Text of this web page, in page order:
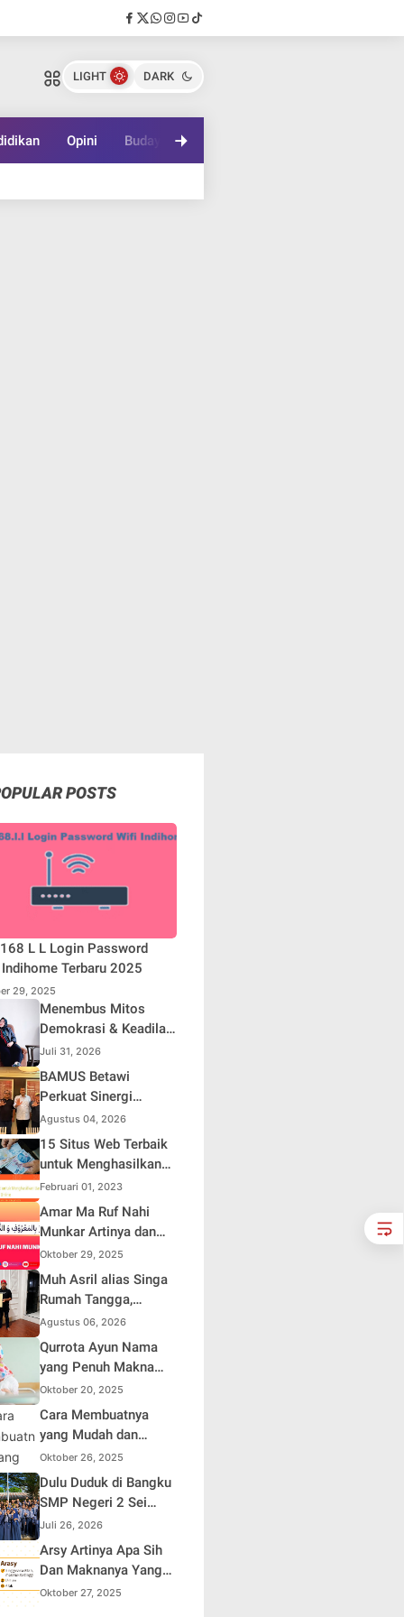
LIGHT DARK
Opini Budaya
POSTS
L L Login Password
Terbaru 2025
29, 2025
Menembus Mitos
Demokrasi & Keadilan
Sosial: Adv. Fara
Fariha Rodliyana
Soroti Distorsi
Simpati Publik dan
Aksi Main Hakim
Sendiri
Juli 31, 2026
BAMUS Betawi
Perkuat Sinergi
dengan Polda Metro
Jaya, Tegaskan
Komitmen Menjaga
Jakarta Aman, Damai,
dan Kondusif Jelang
HUT ke-81 Republik
Indonesia
Agustus 04, 2026
15 Situs Web Terbaik
untuk Menghasilkan
Uang Online
Februari 01, 2023
Amar Ma Ruf Nahi
Munkar Artinya dan
Maknanya dalam
Islam
Oktober 29, 2025
Muh Asril alias Singa
Rumah Tangga,
Kreator Kocak yang
Jago Bikin Kisah
Suami Takut Istri Jadi
Hiburan
Agustus 06, 2026
Qurrota Ayun Nama
yang Penuh Makna
dalam Kehidupan
Muslim Indonesia
Oktober 20, 2025
Cara Membuatnya
yang Mudah dan
Efisien untuk Pemula
Oktober 26, 2025
Dulu Duduk di Bangku
SMP Negeri 2 Sei
Rampah, Kini Penulis
Mulai Aja Dulu Ilham
Febryan Kembali
sebagai Pemateri
untuk Menginspirasi
Juli 26, 2026
Arsy Artinya Apa Sih
Dan Maknanya Yang
Mendalam
Oktober 27, 2025